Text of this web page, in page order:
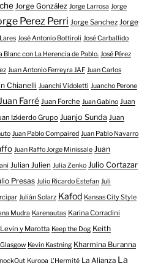
Jorge González Jorge Larrosa Jorge
Perez Perri Jorge Sanchez Jorge
José Antonio Bottiroli José Carballido
Blanc con La Herencia de Pablo. José Pérez
Juan Antonio Ferreyra JAF Juan Carlos
Chianelli Juanchi Vidoletti Juancho Perone
Juan Farré Juan Forche Juan Gabino Juan
Izkierdo Grupo Juanjo Sunda Juan
Juan Pablo Compaired Juan Pablo Navarro
Juan Raffo Jorge Minissale Juan
Julian Julien Julia Zenko Julio Cortazar
Presas Julio Ricardo Estefan Juli
Julián Solarz Kafod Kansas City Style
Mudra Karenautas Karina Corradini
y Marotta Keep the Dog Keith
Kevin Kastning Kharmina Buranna
Kuropa L'Hermité La Alianza La